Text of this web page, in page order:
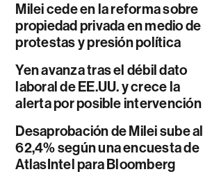
Milei cede en la reforma sobre
propiedad privada en medio de
protestas y presión política
Yen avanza tras el débil dato
laboral de EE.UU. y crece la
alerta por posible intervención
Desaprobación de Milei sube al
62,4% según una encuesta de
AtlasIntel para Bloomberg